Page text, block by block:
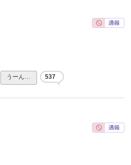
うーん… 537